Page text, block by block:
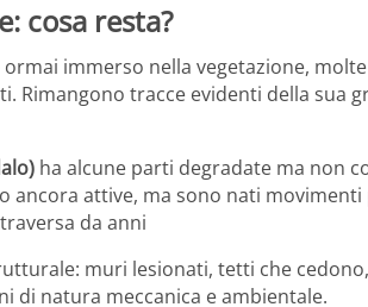
cosa resta?
ormai immerso nella vegetazione,
Rimangono tracce evidenti della sua
ha alcune parti degradate ma non
ancora attive, ma sono nati
da anni
muri lesionati, tetti che
di natura meccanica e ambientale.